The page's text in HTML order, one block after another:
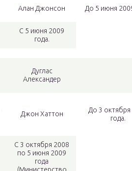
Алан Джонсон До 5 июня
С 5 июня 2009
года.
Дуглас
Александер
Джон Хаттон
До 3
года.
С 3 октября 2008
по 5 июня 2009
года